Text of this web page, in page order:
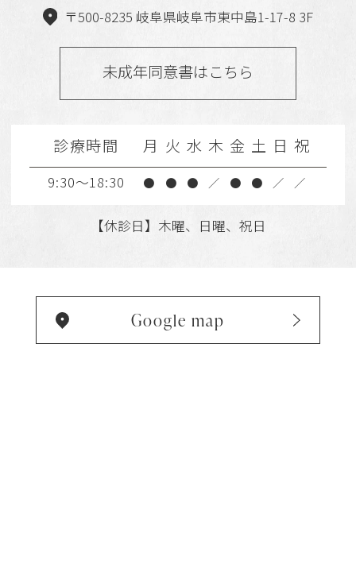
〒500-8235 岐阜県岐阜市東中島1-17-8 3F
未成年同意書はこちら
診療時間 月 火 水 木 金 土 日 祝
9:30～18:30 ● ● ● ／ ● ● ／ ／
【休診日】木曜、日曜、祝日
Google map